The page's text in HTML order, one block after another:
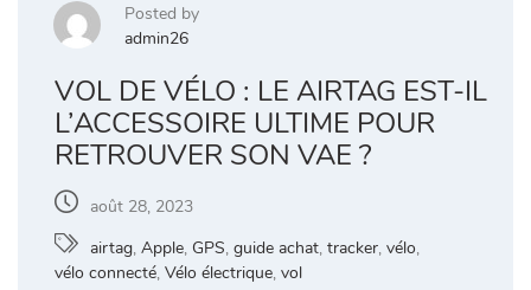
Posted by
admin26
VOL DE VÉLO : LE AIRTAG EST-IL
L’ACCESSOIRE ULTIME POUR
RETROUVER SON VAE ?
août 28, 2023
airtag, Apple, GPS, guide achat, tracker, vélo,
vélo connecté, Vélo électrique, vol